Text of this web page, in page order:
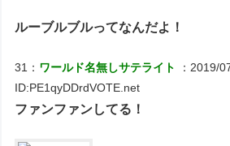
ルーブルブルってなんだよ！
31： ワールド名無しサテライト
：2019/
ID:PE1qyDDrdVOTE.net
ファンファンしてる！